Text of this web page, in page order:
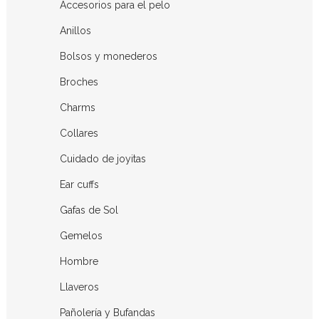
Accesorios para el pelo
Anillos
Bolsos y monederos
Broches
Charms
Collares
Cuidado de joyitas
Ear cuffs
Gafas de Sol
Gemelos
Hombre
Llaveros
Pañolería y Bufandas